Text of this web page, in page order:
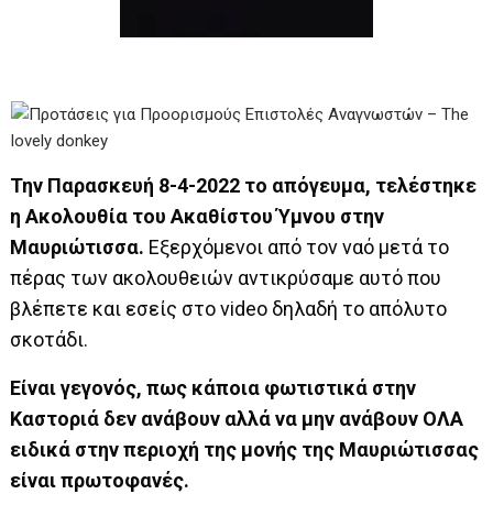
Την Παρασκευή 8-4-2022 το απόγευμα, τελέστηκε
η Ακολουθία του Ακαθίστου Ύμνου στην
Μαυριώτισσα. Εξερχόμενοι από τον ναό μετά το
πέρας των ακολουθειών αντικρύσαμε αυτό που
βλέπετε και εσείς στο video δηλαδή το απόλυτο
σκοτάδι.
Είναι γεγονός, πως κάποια φωτιστικά στην
Καστοριά δεν ανάβουν αλλά να μην ανάβουν ΟΛΑ
ειδικά στην περιοχή της μονής της Μαυριώτισσας
είναι πρωτοφανές.